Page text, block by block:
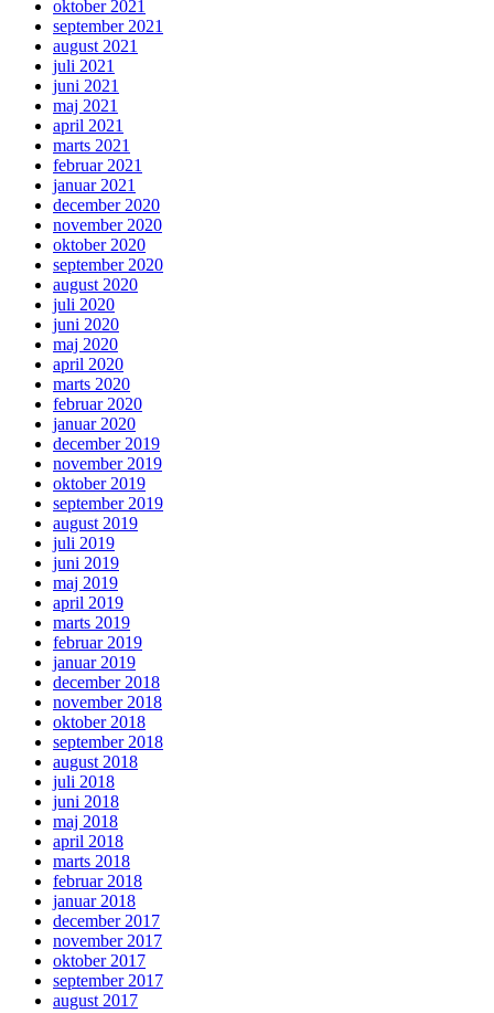
oktober 2021
september 2021
august 2021
juli 2021
juni 2021
maj 2021
april 2021
marts 2021
februar 2021
januar 2021
december 2020
november 2020
oktober 2020
september 2020
august 2020
juli 2020
juni 2020
maj 2020
april 2020
marts 2020
februar 2020
januar 2020
december 2019
november 2019
oktober 2019
september 2019
august 2019
juli 2019
juni 2019
maj 2019
april 2019
marts 2019
februar 2019
januar 2019
december 2018
november 2018
oktober 2018
september 2018
august 2018
juli 2018
juni 2018
maj 2018
april 2018
marts 2018
februar 2018
januar 2018
december 2017
november 2017
oktober 2017
september 2017
august 2017